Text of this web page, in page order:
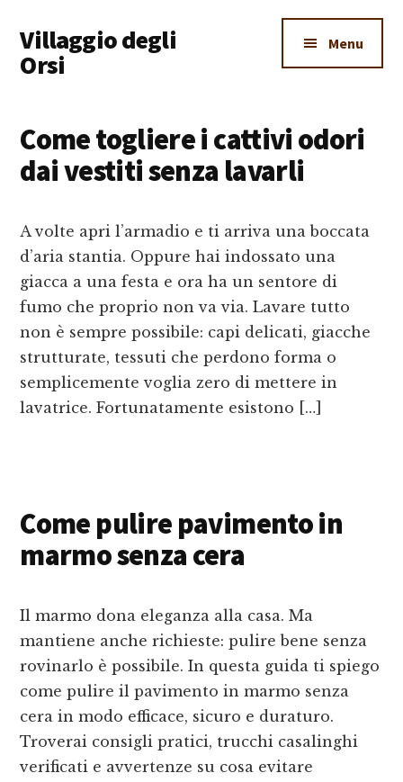
main
content
primary
sidebar
footer
menu
Villaggio degli
Orsi
Dove
Imparare
Menu
Come togliere i cattivi odori
dai vestiti senza lavarli
A volte apri l’armadio e ti arriva una boccata
d’aria stantia. Oppure hai indossato una
giacca a una festa e ora ha un sentore di
fumo che proprio non va via. Lavare tutto
non è sempre possibile: capi delicati, giacche
strutturate, tessuti che perdono forma o
semplicemente voglia zero di mettere in
lavatrice. Fortunatamente esistono […]
Come pulire pavimento in
marmo senza cera
Il marmo dona eleganza alla casa. Ma
mantiene anche richieste: pulire bene senza
rovinarlo è possibile. In questa guida ti spiego
come pulire il pavimento in marmo senza
cera in modo efficace, sicuro e duraturo.
Troverai consigli pratici, trucchi casalinghi
verificati e avvertenze su cosa evitare